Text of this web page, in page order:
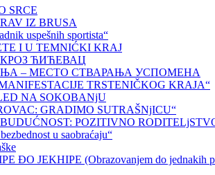
SRCE
IZ BRUSA
uspešnih sportista“
I U TEMNIĆKI KRAJ
ЋИЋЕВАЦ
– МЕСТО СТВАРАЊА УСПОМЕНА
TRSTENIČKOG KRAJA“
NA SOKOBANjU
GRADIMO SUTRAŠNjICU“
POZITIVNO
u saobraćaju“
ĐO JEKHIPE (Obrazovanjem do jednakih